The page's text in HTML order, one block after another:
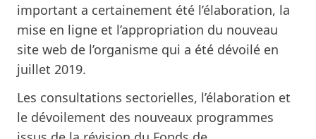
important a certainement été l’élaboration, la
mise en ligne et l’appropriation du nouveau
site web de l’organisme qui a été dévoilé en
juillet 2019.
Les consultations sectorielles, l’élaboration et
le dévoilement des nouveaux programmes